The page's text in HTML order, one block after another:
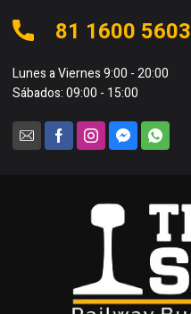
81 1600 5603
Lunes a Viernes 9:00 - 20:00
Sábados: 09:00 - 15:00